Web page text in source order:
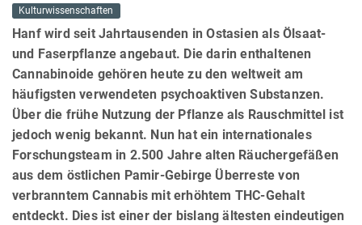
Kulturwissenschaften
Hanf wird seit Jahrtausenden in Ostasien als Ölsaat-
und Faserpflanze angebaut. Die darin enthaltenen
Cannabinoide gehören heute zu den weltweit am
häufigsten verwendeten psychoaktiven Substanzen.
Über die frühe Nutzung der Pflanze als Rauschmittel ist
jedoch wenig bekannt. Nun hat ein internationales
Forschungsteam in 2.500 Jahre alten Räuchergefäßen
aus dem östlichen Pamir-Gebirge Überreste von
verbranntem Cannabis mit erhöhtem THC-Gehalt
entdeckt. Dies ist einer der bislang ältesten eindeutigen